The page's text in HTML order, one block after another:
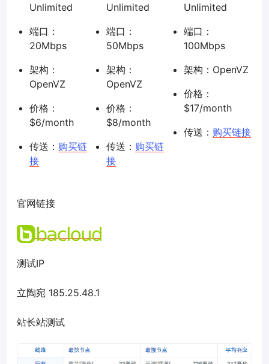
Unlimited
端口：
20Mbps
架构：
OpenVZ
价格：
$6/month
传送： 购买链
接
Unlimited
端口：
50Mbps
架构：
OpenVZ
价格：
$8/month
传送： 购买链
接
Unlimited
端口：
100Mbps
架构：OpenVZ
价格：
$17/month
传送： 购买链接
官网链接
测试IP
立陶宛 185.25.48.1
站长站测试